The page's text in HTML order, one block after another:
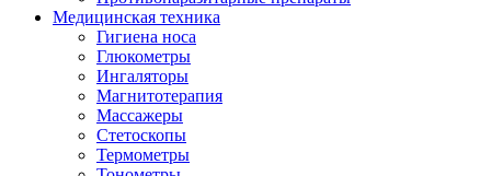
Медицинская техника
Гигиена носа
Глюкометры
Ингаляторы
Магнитотерапия
Массажеры
Стетоскопы
Термометры